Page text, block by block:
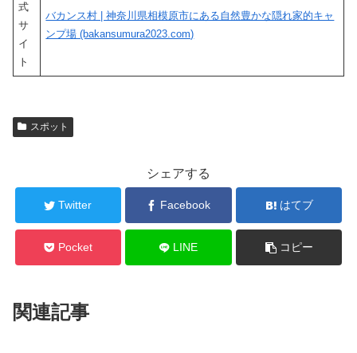
式
サ
イ
ト
バカンス村 | 神奈川県相模原市にある自然豊かな隠れ家的キャ
ンプ場 (bakansumura2023.com)
スポット
シェアする
Twitter Facebook はてブ
Pocket LINE コピー
関連記事